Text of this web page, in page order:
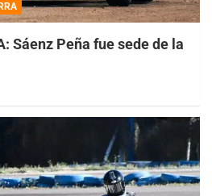
Sáenz Peña fue sede de la